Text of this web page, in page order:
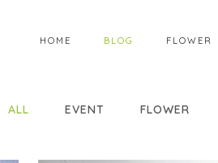
HOME BLOG FLOWER
ALL EVENT FLOWER